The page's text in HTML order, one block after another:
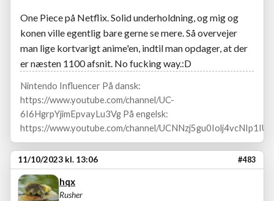
One Piece på Netflix. Solid underholdning, og mig og
konen ville egentlig bare gerne se mere. Så overvejer
man lige kortvarigt anime'en, indtil man opdager, at der
er næsten 1100 afsnit. No fucking way.:D
Nintendo Influencer På dansk:
https://www.youtube.com/channel/UC-
6I6HgrpYjimEpvayLu3Vg På engelsk:
https://www.youtube.com/channel/UCNNzj5gu0Iolj4vcNIp1IUA
11/10/2023 kl. 13:06 #483
hqx
Rusher